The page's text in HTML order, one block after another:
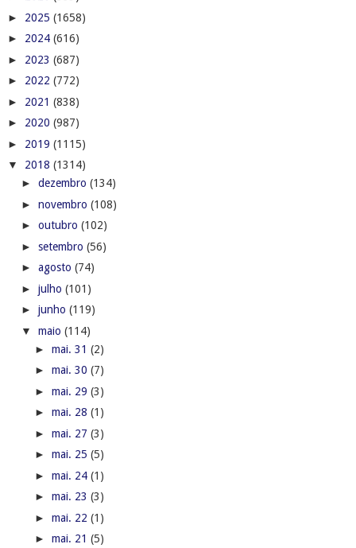
► 2025 (1658)
► 2024 (616)
► 2023 (687)
► 2022 (772)
► 2021 (838)
► 2020 (987)
► 2019 (1115)
▼ 2018 (1314)
► dezembro (134)
► novembro (108)
► outubro (102)
► setembro (56)
► agosto (74)
► julho (101)
► junho (119)
▼ maio (114)
► mai. 31 (2)
► mai. 30 (7)
► mai. 29 (3)
► mai. 28 (1)
► mai. 27 (3)
► mai. 25 (5)
► mai. 24 (1)
► mai. 23 (3)
► mai. 22 (1)
► mai. 21 (5)